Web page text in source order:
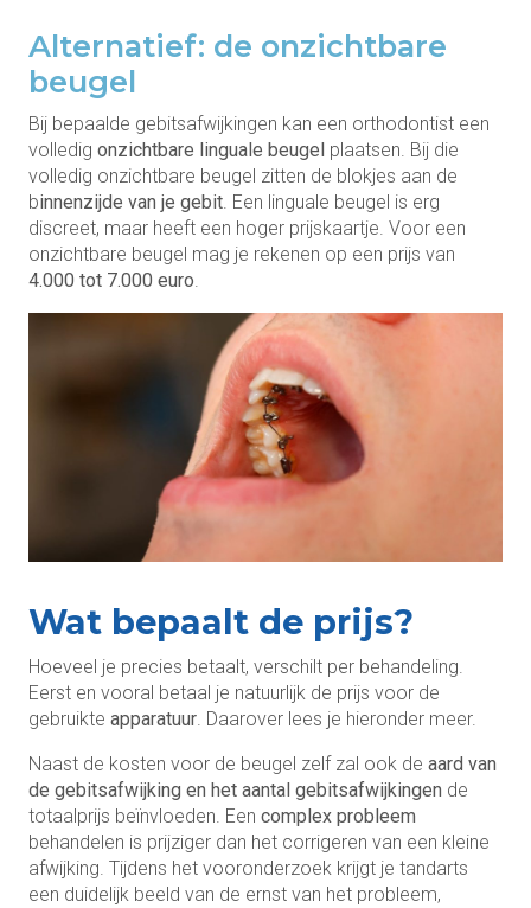
Alternatief: de onzichtbare
beugel
Bij bepaalde gebitsafwijkingen kan een orthodontist een
volledig onzichtbare linguale beugel plaatsen. Bij die
volledig onzichtbare beugel zitten de blokjes aan de
binnenzijde van je gebit. Een linguale beugel is erg
discreet, maar heeft een hoger prijskaartje. Voor een
onzichtbare beugel mag je rekenen op een prijs van
4.000 tot 7.000 euro.
Wat bepaalt de prijs?
Hoeveel je precies betaalt, verschilt per behandeling.
Eerst en vooral betaal je natuurlijk de prijs voor de
gebruikte apparatuur. Daarover lees je hieronder meer.
Naast de kosten voor de beugel zelf zal ook de aard van
de gebitsafwijking en het aantal gebitsafwijkingen de
totaalprijs beïnvloeden. Een complex probleem
behandelen is prijziger dan het corrigeren van een kleine
afwijking. Tijdens het vooronderzoek krijgt je tandarts
een duidelijk beeld van de ernst van het probleem,